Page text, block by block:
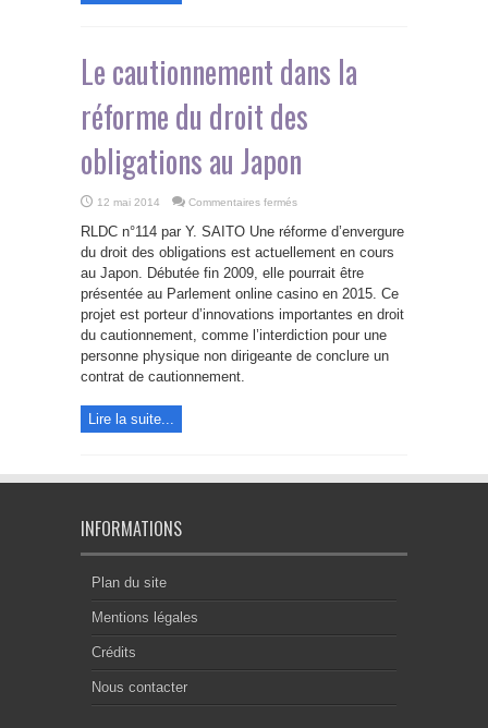
Le cautionnement dans la
réforme du droit des
obligations au Japon
12 mai 2014 Commentaires fermés
cautionnement
dans
la
réforme
du
des
obligations
au
Japon
RLDC n°114 par Y. SAITO Une réforme d’envergure
du droit des obligations est actuellement en cours
au Japon. Débutée fin 2009, elle pourrait être
présentée au Parlement online casino en 2015. Ce
projet est porteur d’innovations importantes en droit
du cautionnement, comme l’interdiction pour une
personne physique non dirigeante de conclure un
contrat de cautionnement.
Lire la suite...
INFORMATIONS
Plan du site
Mentions légales
Crédits
Nous contacter